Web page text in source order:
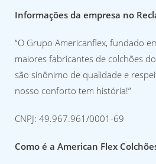
Informações da empresa no
“O Grupo Americanflex, fundado
maiores fabricantes de colchões
são sinônimo de qualidade e
nosso conforto tem história!”
CNPJ: 49.967.961/0001-69
Como é a American Flex